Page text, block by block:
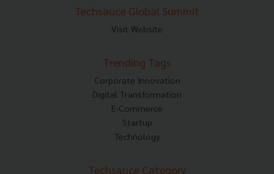
Techsauce Global Summit
Visit Website
Trending Tags
Corporate Innovation
Digital Transformation
E-Commerce
Startup
Technology
Techsauce Category